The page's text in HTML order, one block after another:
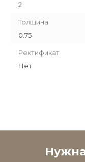
2
Толщина
0.75
Ректификат
Нет